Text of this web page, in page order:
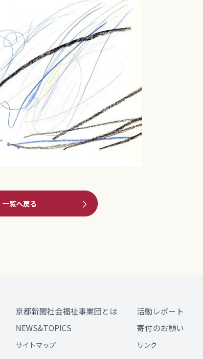
一覧へ戻る
京都新聞社会福祉事業団とは 活動レポート
NEWS&TOPICS
寄付のお願い
サイトマップ
リンク